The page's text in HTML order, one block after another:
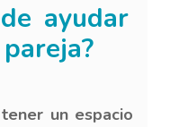
ayudar
un espacio